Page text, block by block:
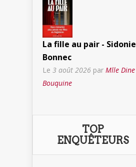
La fille au pair - Sidonie
Bonnec
Le 3 août 2026 par Mlle Dine
Bouquine
TOP
ENQUÊTEURS